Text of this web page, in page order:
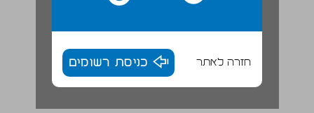
חזרה לאתר כניסת רשומים